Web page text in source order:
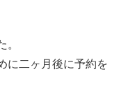
。
に二ヶ月後に予約を